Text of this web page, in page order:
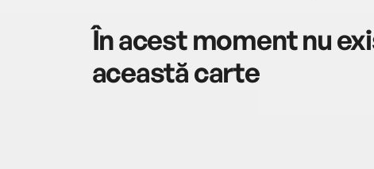
În acest moment nu
această carte